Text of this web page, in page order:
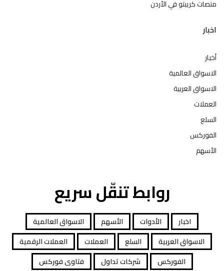
منصات كريبتو في الأردن
اخبار
أخبار
الاسواق العالمية
الاسواق العربية
العملات
السلع
الفوركس
الأسهم
روابط تنقّل سريع
اخبار الأدوات الأسهم
الاسواق العالمية
الاسواق العربية
السلع العملات
العملات الرقمية
الفوركس
شركات تداول فتاوى فوركس